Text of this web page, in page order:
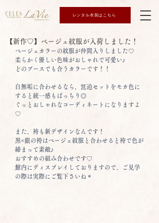
レンタル衣装はこちら
【新作♡】ベージュ紋服が入荷しました！
ベージュカラーの紋服が仲間入りしました♡
柔らかく優しい色味がおしゃれで可愛い♪
どのブースでも合うカラーです！！
白無垢に合わせるなら、筥迫セットをモカ色に
すると統一感もばっちり◎
ぐっとおしゃれなコーディネートになりますよ
♡
また、袴も新デザインなんです！
黒×銀の袴はベージュ紋服と合わせると袴で色が
締まって素敵♪
おすすめの組み合わせです♡
館内にディスプレイしておりますので、ご見学
の際は実際にご覧下さいね＊